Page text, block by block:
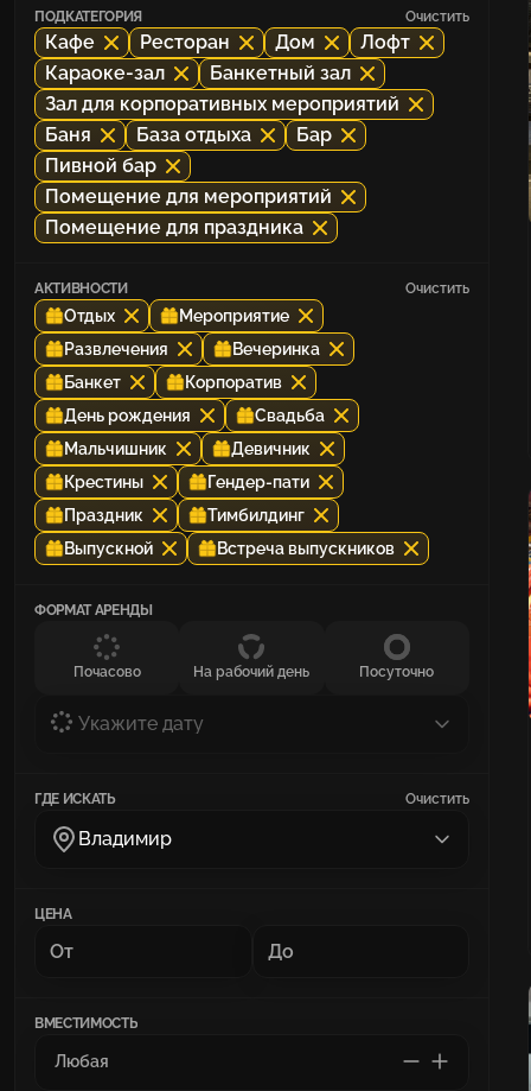
ПОДКАТЕГОРИЯ Очистить
Кафе Ресторан Дом
Лофт
Караоке-зал
Банкетный зал
Зал для корпоративных мероприятий
Баня
База отдыха
Бар
Пивной бар
Помещение для мероприятий
Помещение для праздника
АКТИВНОСТИ Очистить
Отдых
Мероприятие
Развлечения
Вечеринка
Банкет
Корпоратив
День рождения
Свадьба
Мальчишник
Девичник
Крестины
Гендер-пати
Праздник
Тимбилдинг
Выпускной
Встреча выпускников
ФОРМАТ АРЕНДЫ
Почасово На рабочий день Посуточно
Укажите дату
ГДЕ ИСКАТЬ Очистить
Владимир
ЦЕНА
ВМЕСТИМОСТЬ